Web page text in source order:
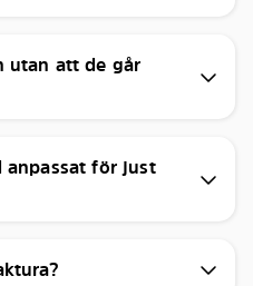
utan att de går
anpassat för just